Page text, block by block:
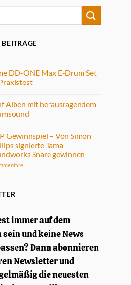
DD-ONE Max E-Drum Set
Alben mit herausragendem
Gewinnspiel – Von Simon
signierte Tama
Snare gewinnen
zu
Soundworks
gewinnen
immer auf dem
sein und keine News
Dann abonnieren
Newsletter und
die neuesten